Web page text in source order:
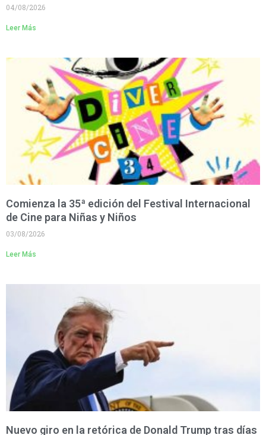
04/08/2026
Leer Más
Comienza la 35ª edición del Festival Internacional
de Cine para Niñas y Niños
03/08/2026
Leer Más
Nuevo giro en la retórica de Donald Trump tras días